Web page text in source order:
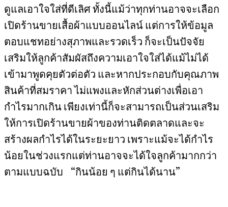
ดูแลเอาใจใส่ที่ดีเลิศ ทั้งนี้แม้ว่าทุกท่านอาจจะเลือก
เปิดร้านขายเสื้อผ้าแบบออนไลน์ แต่การให้ข้อมูล
ตอบแชทอย่างสุภาพและรวดเร็ว ก็จะเป็นปัจจัย
เสริมให้ลูกค้าสัมผัสถึงความเอาใจใส่ได้แม้ไม่ได้
เข้ามาพูดคุยตัวต่อตัว และหากประกอบกับคุณภาพ
สินค้าที่สมราคา ไม่แพงและหักส่วนต่างเพื่อเอา
กำไรมากเกิน เพียงเท่านี้ก็จะสามารถเป็นส่วนเสริม
ให้การเปิดร้านขายผ้าของท่านติดตลาดและจะ
สร้างผลกำไรได้ในระยะยาว เพราะแม้จะได้กำไร
น้อยในช่วงแรกแต่ท่านอาจจะได้ใจลูกค้ามากกว่า
ตามแบบฉบับ “กินน้อย ๆ แต่กินได้นาน”